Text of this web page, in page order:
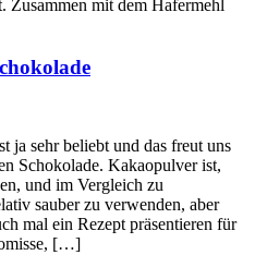
Zusammen mit dem Hafermehl
ja sehr beliebt und das freut uns
Schokolade. Kakaopulver ist,
und im Vergleich zu
sauber zu verwenden, aber
mal ein Rezept präsentieren für
[…]